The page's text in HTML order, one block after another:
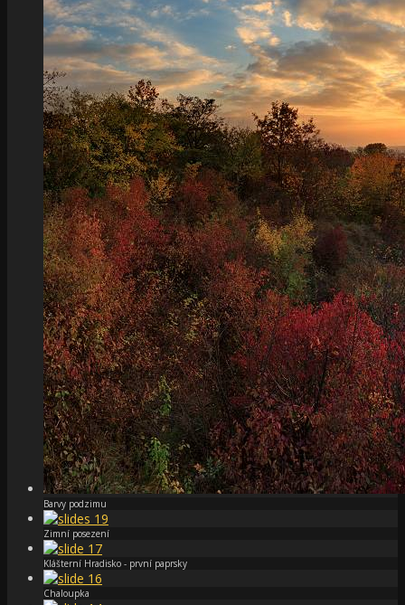
Barvy podzimu
Zimní posezení
Klášterní Hradisko - první paprsky
Chaloupka